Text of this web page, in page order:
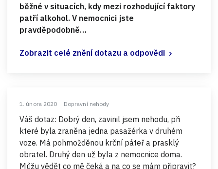
běžné v situacích, kdy mezi rozhodující faktory
patří alkohol. V nemocnici jste
pravděpodobně…
Zobrazit celé znění dotazu a odpovědi
1. února 2020 Dopravní nehody
Váš dotaz: Dobrý den, zavinil jsem nehodu, při
které byla zraněna jedna pasažérka v druhém
voze. Má pohmožděnou krční páteř a prasklý
obratel. Druhý den už byla z nemocnice doma.
Můžu vědět co mě čeká a na co se mám připravit?